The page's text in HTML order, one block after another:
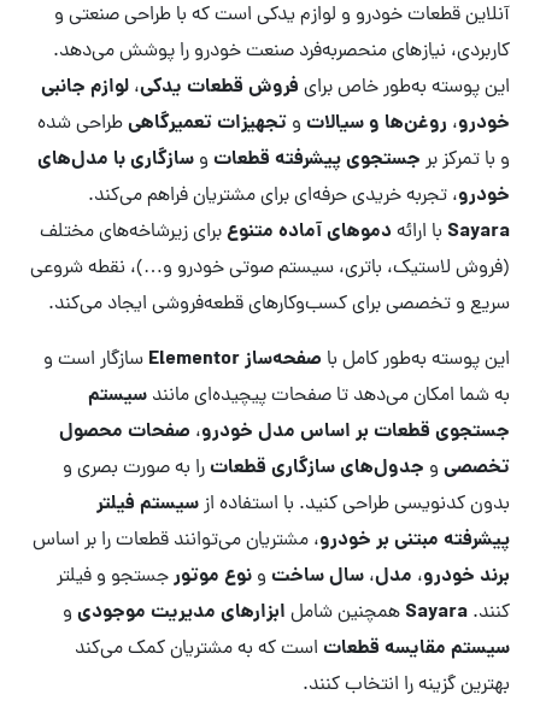
آنلاین قطعات خودرو و لوازم یدکی است که با طراحی صنعتی و
کاربردی، نیازهای منحصربه‌فرد صنعت خودرو را پوشش می‌دهد.
این پوسته به‌طور خاص برای فروش قطعات یدکی، لوازم جانبی
خودرو، روغن‌ها و سیالات و تجهیزات تعمیرگاهیطراحی شده
و با تمرکز بر جستجوی پیشرفته قطعات و سازگاری با مدل‌های
خودرو، تجربه خریدی حرفه‌ای برای مشتریان فراهم می‌کند.
Sayara با ارائه دموهای آماده متنوعبرای زیرشاخه‌های مختلف
(فروش لاستیک، باتری، سیستم صوتی خودرو و…)، نقطه شروعی
سریع و تخصصی برای کسب‌وکارهای قطعه‌فروشی ایجاد می‌کند.
این پوسته به‌طور کامل با صفحه‌ساز Elementor
سازگار است و
به شما امکان می‌دهد تا صفحات پیچیده‌ای مانند سیستم
جستجوی قطعات بر اساس مدل خودرو، صفحات محصول
تخصصی و جدول‌های سازگاری قطعاترا به صورت بصری و
بدون کدنویسی طراحی کنید. با استفاده ازسیستم فیلتر
پیشرفته مبتنی بر خودرو، مشتریان می‌توانند قطعات را بر اساس
برند خودرو، مدل، سال ساخت و نوع موتورجستجو و فیلتر
کنند. Sayara همچنین شامل ابزارهای مدیریت موجودی و
سیستم مقایسه قطعات است که به مشتریان کمک می‌کند
بهترین گزینه را انتخاب کنند.